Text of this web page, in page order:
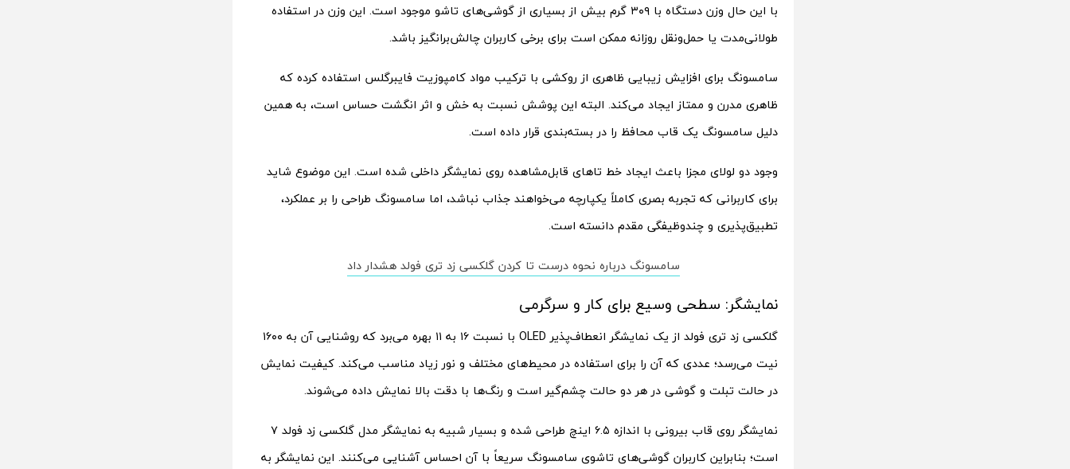
با این حال وزن دستگاه با ۳۰۹ گرم بیش از بسیاری از گوشی‌های تاشو موجود است. این وزن در استفاده
طولانی‌مدت یا حمل‌ونقل روزانه ممکن است برای برخی کاربران چالش‌برانگیز باشد.
سامسونگ برای افزایش زیبایی ظاهری از روکشی با ترکیب مواد کامپوزیت فایبرگلس استفاده کرده که
ظاهری مدرن و ممتاز ایجاد می‌کند. البته این پوشش نسبت به خش و اثر انگشت حساس است، به همین
دلیل سامسونگ یک قاب محافظ را در بسته‌بندی قرار داده است.
وجود دو لولای مجزا باعث ایجاد خط تاهای قابل‌مشاهده روی نمایشگر داخلی شده است. این موضوع شاید
برای کاربرانی که تجربه بصری کاملاً یکپارچه می‌خواهند جذاب نباشد، اما سامسونگ طراحی را بر عملکرد،
تطبیق‌پذیری و چندوظیفگی مقدم دانسته است.
سامسونگ درباره نحوه درست تا کردن گلکسی زد تری فولد هشدار داد
نمایشگر: سطحی وسیع برای کار و سرگرمی
گلکسی زد تری فولد از یک نمایشگر انعطاف‌پذیر OLED با نسبت ۱۶ به ۱۱ بهره می‌برد که روشنایی آن به ۱۶۰۰
نیت می‌رسد؛ عددی که آن را برای استفاده در محیط‌های مختلف و نور زیاد مناسب می‌کند. کیفیت نمایش
در حالت تبلت و گوشی در هر دو حالت چشم‌گیر است و رنگ‌ها با دقت بالا نمایش داده می‌شوند.
نمایشگر روی قاب بیرونی با اندازه ۶.۵ اینچ طراحی شده و بسیار شبیه به نمایشگر مدل گلکسی زد فولد ۷
است؛ بنابراین کاربران گوشی‌های تاشوی سامسونگ سریعاً با آن احساس آشنایی می‌کنند. این نمایشگر به